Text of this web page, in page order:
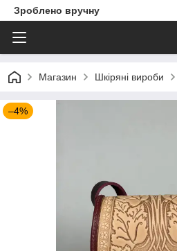
Зроблено вручну
Магазин Шкіряні вироби
–4%